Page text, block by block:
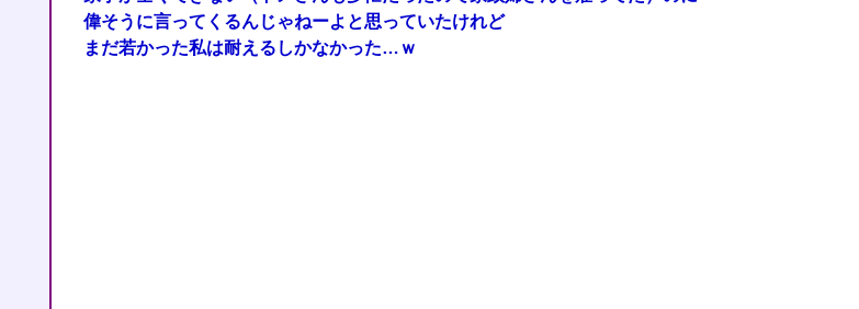
偉そうに言ってくるんじゃねーよと思っていたけれど
まだ若かった私は耐えるしかなかった…ｗ